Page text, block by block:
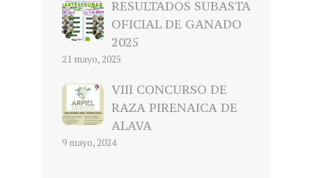
RESULTADOS SUBASTA
OFICIAL DE GANADO
2025
21 mayo, 2025
VIII CONCURSO DE
RAZA PIRENAICA DE
ALAVA
9 mayo, 2024